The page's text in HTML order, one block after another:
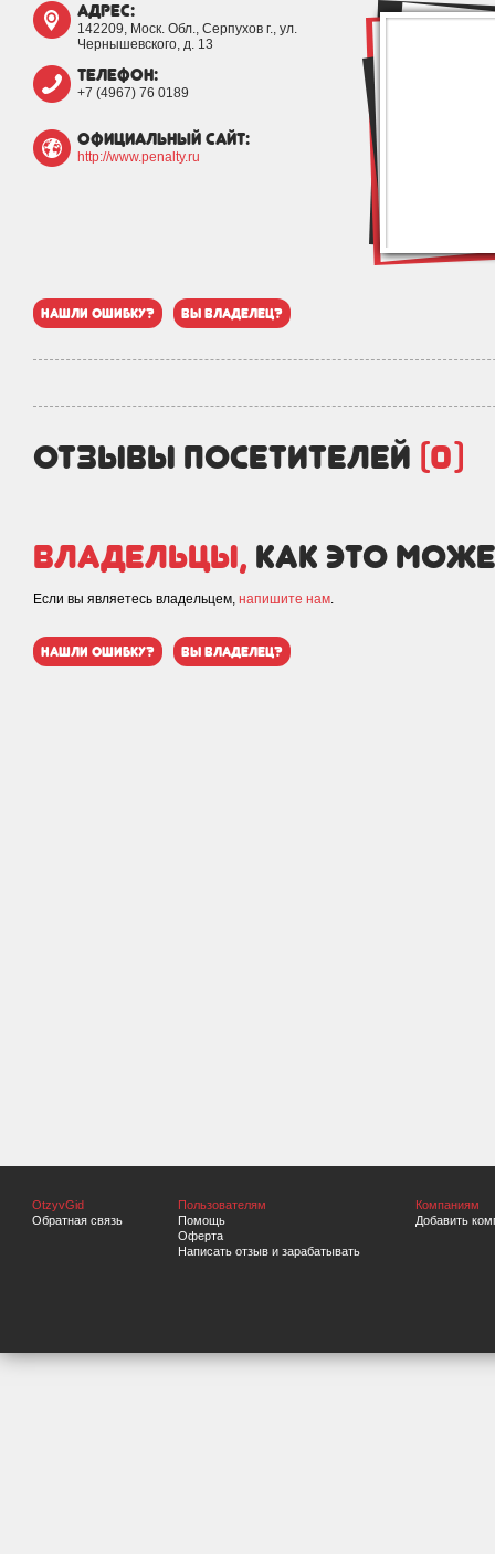
адрес:
142209, Моск. Обл., Серпухов г., ул.
Чернышевского, д. 13
телефон:
+7 (4967) 76 0189
официальный сайт:
http://www.penalty.ru
нашли ошибку? вы владелец?
отзывы посетителей (0)
Владельцы, как это
Если вы являетесь владельцем, напишите нам.
нашли ошибку? вы владелец?
OtzyvGid
Обратная связь
Пользователям
Помощь
Оферта
Написать отзыв и зарабатывать
Компаниям
Добавить